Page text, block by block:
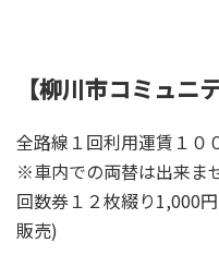
【柳川市コミュニ
全路線１回利用運賃１
※車内での両替は出来ま
回数券１２枚綴り1,000
販売)